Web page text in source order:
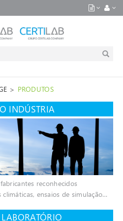
> PRODUTOS
INDÚSTRIA
reconhecidos
ensaios de simulação
ou para fins de apoio à produção.